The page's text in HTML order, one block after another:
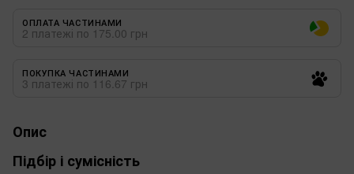
ОПЛАТА ЧАСТИНАМИ
2 платежі по 175.00 грн
ПОКУПКА ЧАСТИНАМИ
3 платежі по 116.67 грн
Опис
Підбір і сумісність